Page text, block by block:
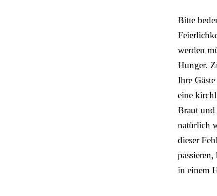
Bitte
werden
Hunger.
Ihre
eine
Braut und
natürlich
dieser
in einem